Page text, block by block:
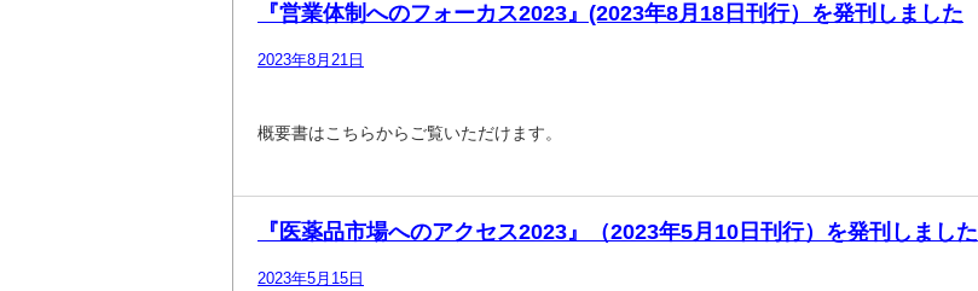
『営業体制へのフォーカス2023』(2023年8月18日刊行）を発刊しました
2023年8月21日
概要書はこちらからご覧いただけます。
『医薬品市場へのアクセス2023』（2023年5月10日刊行）を発刊しました
2023年5月15日